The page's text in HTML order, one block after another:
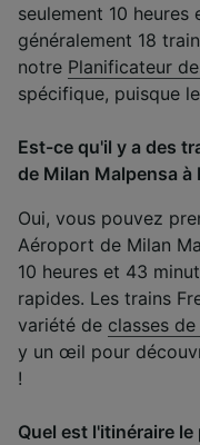
seulement 10
généralement 18
notre Planificateur
spécifique, puisque
Est-ce qu'il y a des
de Milan Malpensa à
Oui, vous pouvez
Aéroport de Milan
10 heures et 43
rapides. Les trains
variété de classes
y un œil pour
!
Quel est l'itinéraire